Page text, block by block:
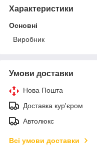
Характеристики
Основні
Виробник
Умови доставки
Нова Пошта
Доставка кур'єром
Автолюкс
Всі умови доставки